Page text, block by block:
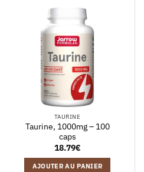
TAURINE
Taurine, 1000mg – 100
caps
18.79€
AJOUTER AU PANIER